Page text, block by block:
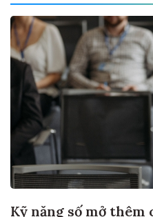
Kỹ năng số mở